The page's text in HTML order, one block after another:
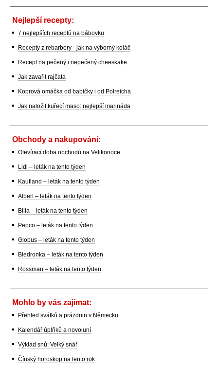
Nejlepší recepty:
7 nejlepších receptů na bábovku
Recepty z rebarbory - jak na výborný koláč
Recept na pečený i nepečený cheeskake
Jak zavařit rajčata
Koprová omáčka od babičky i od Polreicha
Jak naložit kuřecí maso: nejlepší marináda
Obchody a nakupování:
Otevírací doba obchodů na Velikonoce
Lidl – leták na tento týden
Kaufland – leták na tento týden
Albert – leták na tento týden
Billa – leták na tento týden
Pepco – leták na tento týden
Globus – leták na tento týden
Biedronka – leták na tento týden
Rossman – leták na tento týden
Mohlo by vás zajímat:
Přehled svátků a prázdnin v Německu
Kalendář úplňků a novoluní
Výklad snů: Velký snář
Čínský horoskop na tento rok